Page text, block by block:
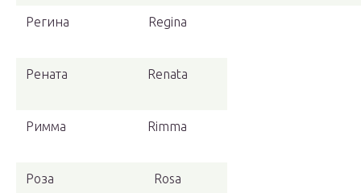
Регина Regina
Рената Renata
Римма Rimma
Роза Rosa